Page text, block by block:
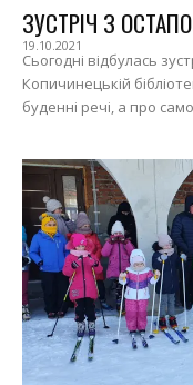
ЗУСТРІЧ З
19.10.2021
Сьогодні відбулась
Копичинецькій
буденні речі, а про